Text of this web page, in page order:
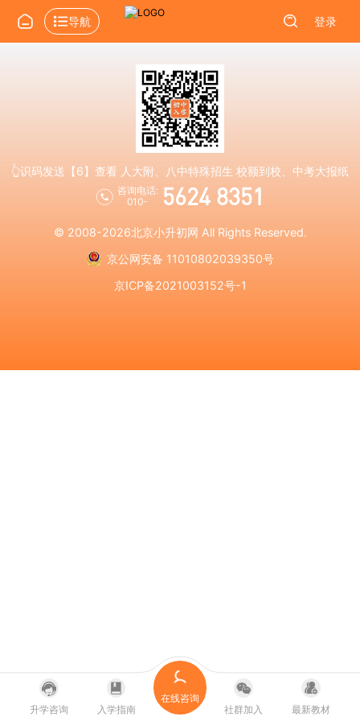
导航 登录
👆识码发送【6】查看 人大附、八中特殊招生 校额到校、中考大报纸
咨询电话:
010-
5624 8351
© 2008-2026北京小升初网 All Rights Reserved.
京公网安备 11010802039350号
京ICP备2021003152号-1
升学咨询 入学指南
在线咨询
社群加入
最新教材